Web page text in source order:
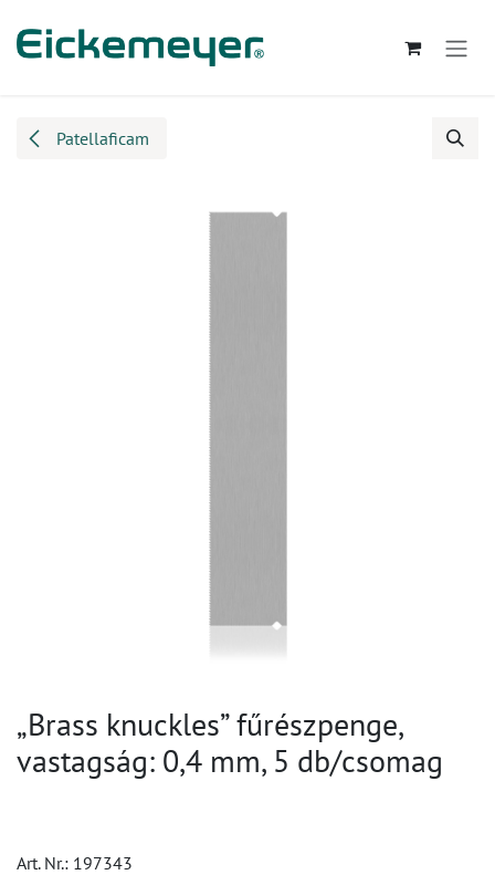
Patellaficam
„Brass knuckles” fűrészpenge,
vastagság: 0,4 mm, 5 db/csomag
Art. Nr.: 197343